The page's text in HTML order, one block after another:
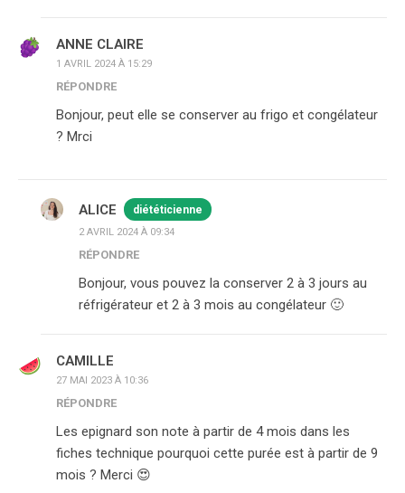
ANNE CLAIRE
1 AVRIL 2024 À 15:29
RÉPONDRE
Bonjour, peut elle se conserver au frigo et congélateur
? Mrci
ALICE diététicienne
2 AVRIL 2024 À 09:34
RÉPONDRE
Bonjour, vous pouvez la conserver 2 à 3 jours au
réfrigérateur et 2 à 3 mois au congélateur 🙂
CAMILLE
27 MAI 2023 À 10:36
RÉPONDRE
Les epignard son note à partir de 4 mois dans les
fiches technique pourquoi cette purée est à partir de 9
mois ? Merci 😍